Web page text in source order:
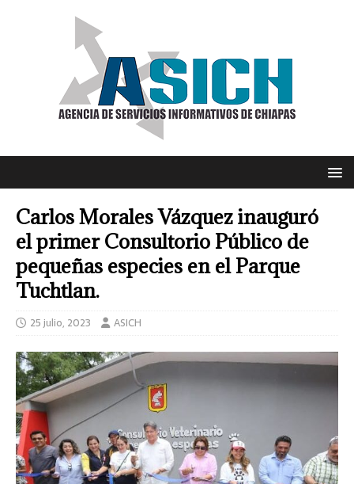
Carlos Morales Vázquez inauguró
el primer Consultorio Público de
pequeñas especies en el Parque
Tuchtlan.
25 julio, 2023 ASICH